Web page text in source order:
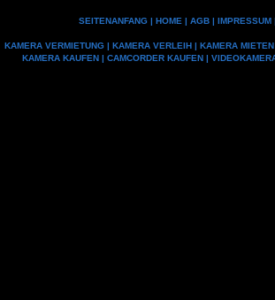
SEITENANFANG| HOME | AGB| IMPRESSUM
KAMERA VERMIETUNG | KAMERA VERLEIH | KAMERA MIETEN
KAMERA KAUFEN | CAMCORDER KAUFEN |